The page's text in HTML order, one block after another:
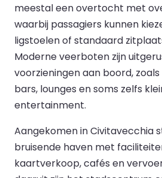
meestal een overtocht met
waarbij passagiers kunnen
ligstoelen of standaard
Moderne veerboten zijn
voorzieningen aan boord,
bars, lounges en soms zelfs
entertainment.
Aangekomen in Civitavecchia
bruisende haven met
kaartverkoop, cafés en